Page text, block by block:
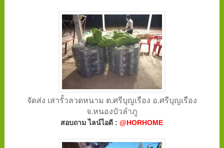
จัดส่ง เสารั้วลวดหนาม ต.ศรีบุญเรือง อ.ศรีบุญเรือง
จ.หนองบัวลำภู
สอบถาม ไลน์ไอดี :@HORHOME